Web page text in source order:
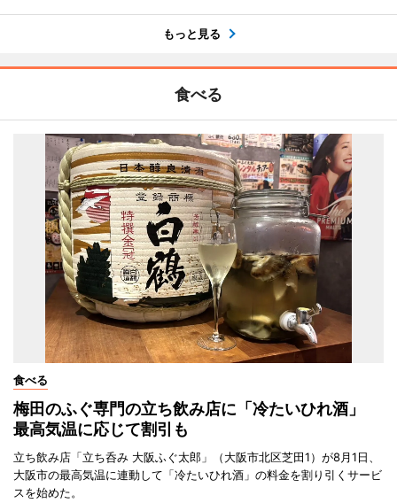
もっと見る
食べる
食べる
梅田のふぐ専門の立ち飲み店に「冷たいひれ酒」
最高気温に応じて割引も
立ち飲み店「立ち呑み 大阪ふぐ太郎」（大阪市北区芝田1）が8月1日、
大阪市の最高気温に連動して「冷たいひれ酒」の料金を割り引くサービ
スを始めた。